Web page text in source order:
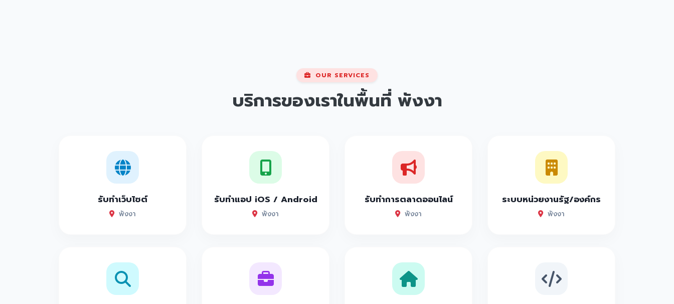
OUR SERVICES
บริการของเราในพื้นที่ พังงา
รับทำเว็บไซต์
พังงา
รับทำแอป iOS / Android
พังงา
รับทำการตลาดออนไลน์
พังงา
ระบบหน่วยงานรัฐ/องค์กร
พังงา